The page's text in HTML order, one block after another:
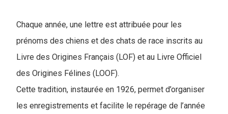
Chaque année, une lettre est attribuée pour les
prénoms des chiens et des chats de race inscrits au
Livre des Origines Français (LOF) et au Livre Officiel
des Origines Félines (LOOF).
Cette tradition, instaurée en 1926, permet d’organiser
les enregistrements et facilite le repérage de l’année